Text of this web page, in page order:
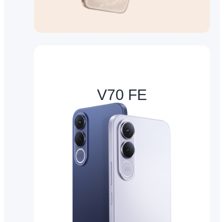
V70 FE